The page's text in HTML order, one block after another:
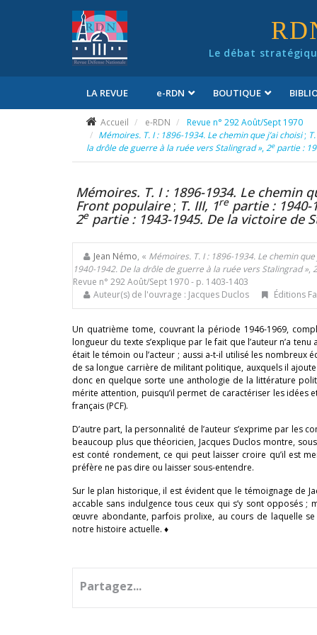
Le débat
LA REVUE e-RDN BOUTIQUE
Accueil e-RDN
Revue n° 292 Août/Sept 1970
Mémoires. T. I : 1896-1934. Le chemin que j’ai choisi ;
la drôle de guerre à la ruée vers Stalingrad »,2epartie :
Mémoires. T. I : 1896-1934. Le chemin
Front populaire ; T. III, 1repartie : 1940-
2epartie : 1943-1945. De la victoire de
Jean Némo, « Mémoires. T. I : 1896-1934. Le chemin que
1940-1942. De la drôle de guerre à la ruée vers Stalingrad », 2
Revue n° 292 Août/Sept 1970- p. 1403-1403
Auteur(s) de l'ouvrage : Jacques Duclos
Éditions
Un quatrième tome, couvrant la période 1946-1969,
longueur du texte s’explique par le fait que l’auteur n’a
était le témoin ou l’acteur ; aussi a-t-il utilisé les nombreux
de sa longue carrière de militant politique, auxquels il
donc en quelque sorte une anthologie de la littérature
mérite attention, puisqu’il permet de caractériser les idées
français (PCF).
D’autre part, la personnalité de l’auteur s’exprime par les
beaucoup plus que théoricien, Jacques Duclos montre,
est conté rondement, ce qui peut laisser croire qu’il est
préfère ne pas dire ou laisser sous-entendre.
Sur le plan historique, il est évident que le témoignage de
accable sans indulgence tous ceux qui s’y sont opposés
œuvre abondante, parfois prolixe, au cours de laquelle
notre histoire actuelle. ♦
Partagez...